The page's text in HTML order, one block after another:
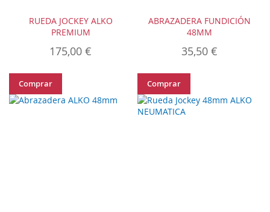
RUEDA JOCKEY ALKO
PREMIUM
175,00 €
Comprar
ABRAZADERA FUNDICIÓN
48MM
35,50 €
Comprar